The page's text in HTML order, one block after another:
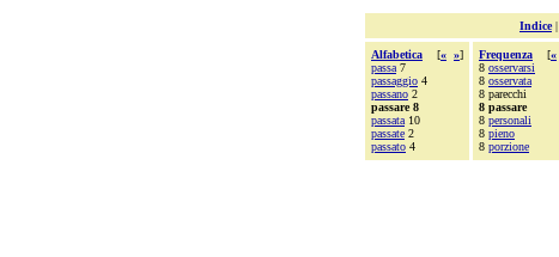
Indice|
Alfabetica [« »]
passa 7
passaggio 4
passano 2
passare 8
passata 10
passate 2
passato 4
Frequenza [«
8 osservarsi
8 osservata
8 parecchi
8 passare
8 personali
8 pieno
8 porzione